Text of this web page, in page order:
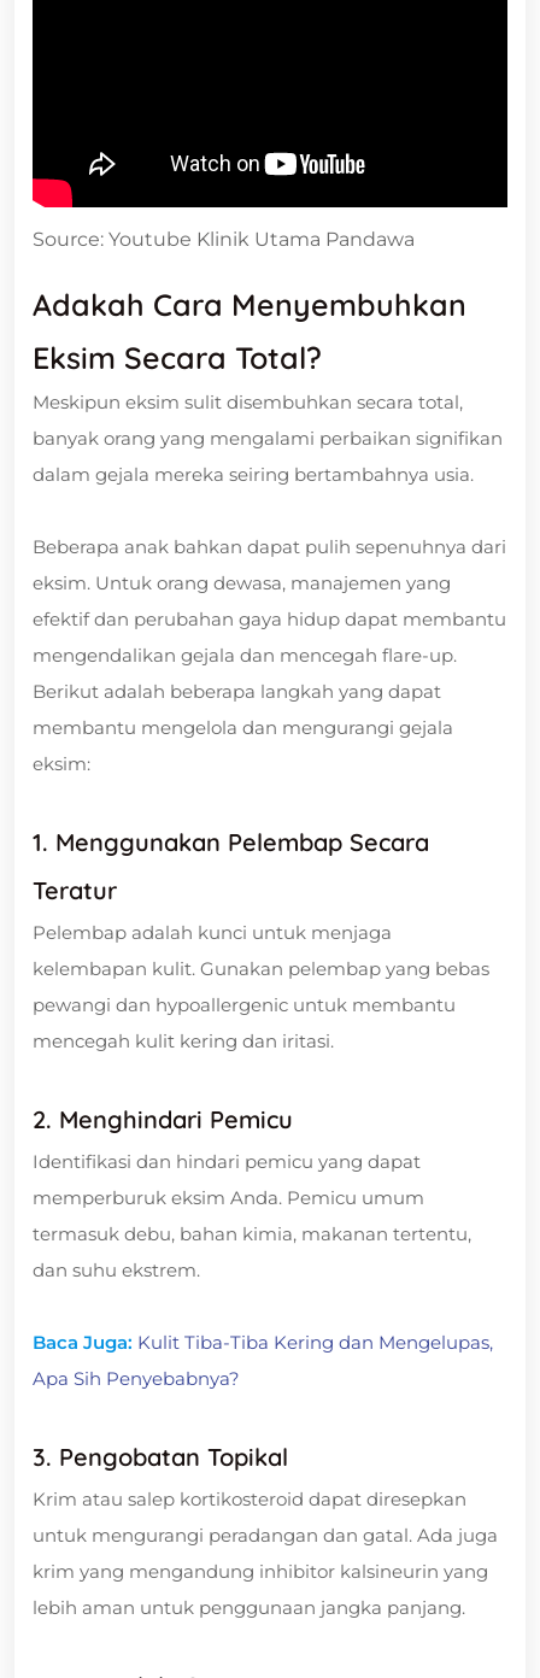
Source: Youtube Klinik Utama Pandawa
Adakah Cara Menyembuhkan
Eksim Secara Total?
Meskipun eksim sulit disembuhkan secara total,
banyak orang yang mengalami perbaikan signifikan
dalam gejala mereka seiring bertambahnya usia.
Beberapa anak bahkan dapat pulih sepenuhnya dari
eksim. Untuk orang dewasa, manajemen yang
efektif dan perubahan gaya hidup dapat membantu
mengendalikan gejala dan mencegah flare-up.
Berikut adalah beberapa langkah yang dapat
membantu mengelola dan mengurangi gejala
eksim:
1. Menggunakan Pelembap Secara
Teratur
Pelembap adalah kunci untuk menjaga
kelembapan kulit. Gunakan pelembap yang bebas
pewangi dan hypoallergenic untuk membantu
mencegah kulit kering dan iritasi.
2. Menghindari Pemicu
Identifikasi dan hindari pemicu yang dapat
memperburuk eksim Anda. Pemicu umum
termasuk debu, bahan kimia, makanan tertentu,
dan suhu ekstrem.
Baca Juga: Kulit Tiba-Tiba Kering dan Mengelupas,
Apa Sih Penyebabnya?
3. Pengobatan Topikal
Krim atau salep kortikosteroid dapat diresepkan
untuk mengurangi peradangan dan gatal. Ada juga
krim yang mengandung inhibitor kalsineurin yang
lebih aman untuk penggunaan jangka panjang.